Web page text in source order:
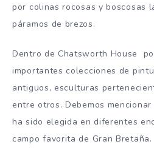
por colinas rocosas y boscosas
páramos de brezos.
Dentro de Chatsworth House
importantes colecciones de
antiguos, esculturas
entre otros. Debemos
ha sido elegida en diferentes
campo favorita de Gran Bretaña.